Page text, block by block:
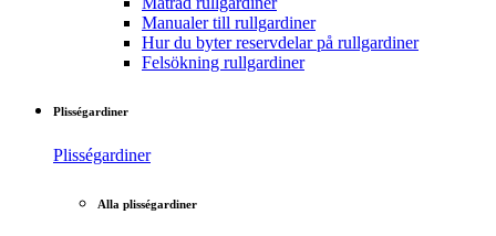
Manualer till rullgardiner
Hur du byter reservdelar på rullgardiner
Felsökning rullgardiner
Plisségardiner
Plisségardiner
Alla plisségardiner